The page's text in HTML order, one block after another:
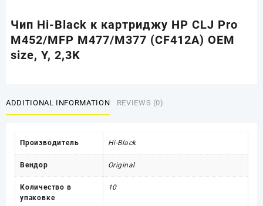
Чип Hi-Black к картриджу HP CLJ Pro
M452/MFP M477/M377 (CF412A) OEM
size, Y, 2,3K
ADDITIONAL INFORMATION REVIEWS (0)
Производитель Hi-Black
Вендор Original
Количество в
упаковке
10